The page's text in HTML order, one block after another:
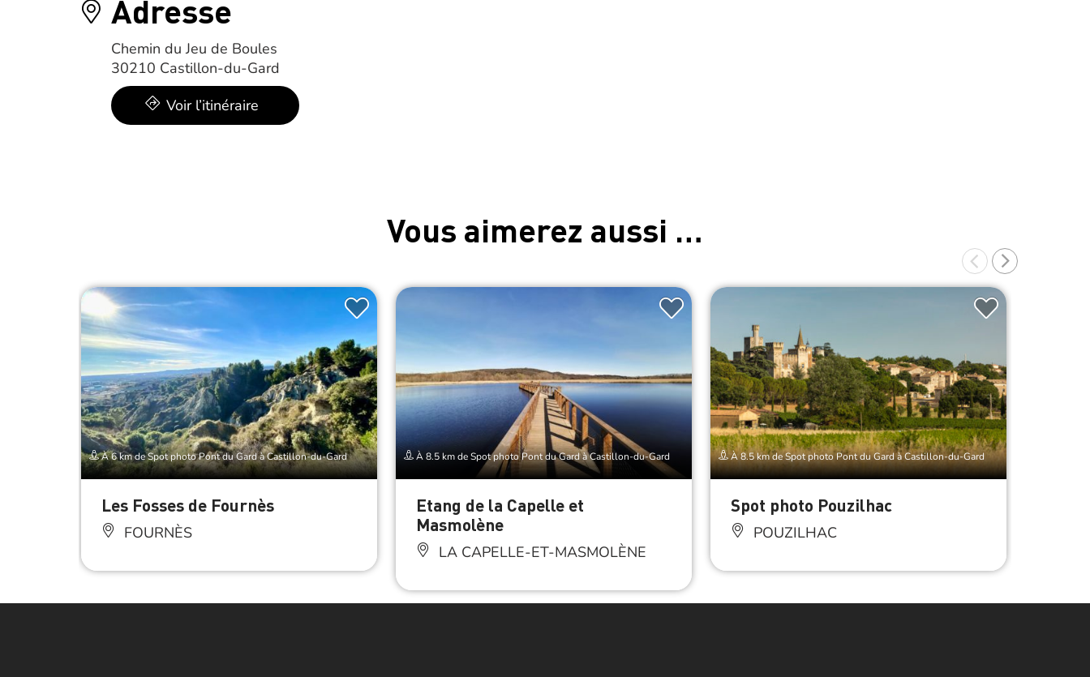
Adresse
Chemin du Jeu de Boules
30210 Castillon-du-Gard
Voir l’itinéraire
Vous aimerez aussi …
À 6 km de Spot photo Pont du Gard à Castillon-du-Gard
Les Fosses de Fournès
FOURNÈS
À 8.5 km de Spot photo Pont du Gard à Castillon-du-Gard
Etang de la Capelle et
Masmolène
LA CAPELLE-ET-MASMOLÈNE
À 8.5 km de Spot photo Pont du Gard à Castillon-du-Gard
Spot photo Pouzilhac
POUZILHAC